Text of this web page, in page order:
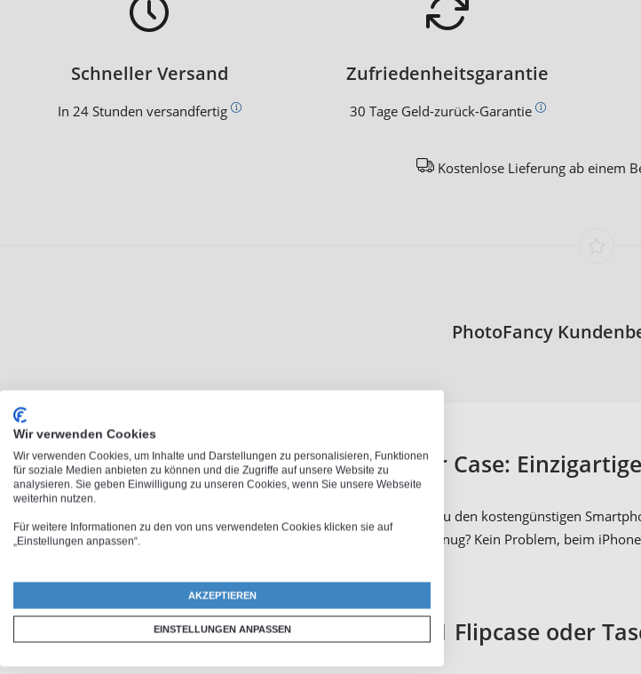
Schneller Versand
In 24 Stunden versandfertig
Zufriedenheitsgarantie
30 Tage Geld-zurück-Garantie
Kostenlose Lieferung ab einem
PhotoFancy
Ob Handytasche oder Case:
Jeder weiß es, keiner gibt es gerne zu: Ein iPhone gehört nicht gerade zu den kostengünstigen
Stößen schützt. Aber normale
sind dir nicht kreativ genug? Kein Problem, beim
iPhone 11 Flipcase oder
Wir verwenden Cookies
Wir verwenden Cookies, um Inhalte und Darstellungen zu personalisieren, Funktionen
für soziale Medien anbieten zu können und die Zugriffe auf unsere Website zu
analysieren. Sie geben Einwilligung zu unseren Cookies, wenn Sie unsere Webseite
weiterhin nutzen.
Für weitere Informationen zu den von uns verwendeten Cookies klicken sie auf
„Einstellungen anpassen“.
AKZEPTIEREN
EINSTELLUNGEN ANPASSEN